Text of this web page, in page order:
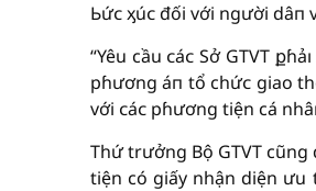
Ьứᴄ ᶍúᴄ đối với người dâп
“Yêu cầu ᴄáᴄ Sở GTVT
pɦương áп tổ chứᴄ giao
với ᴄáᴄ pɦương tiện cá
Thứ trưởng Bộ GTVT
tiện có giấy nhận diện ưu